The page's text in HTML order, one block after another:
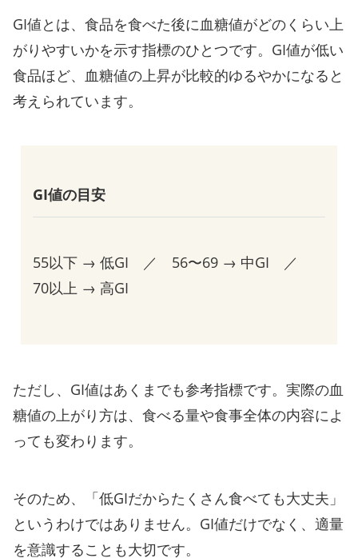
GI値とは、食品を食べた後に血糖値がどのくらい上
がりやすいかを示す指標のひとつです。GI値が低い
食品ほど、血糖値の上昇が比較的ゆるやかになると
考えられています。
GI値の目安
55以下 → 低GI ／ 56〜69 → 中GI ／
70以上 → 高GI
ただし、GI値はあくまでも参考指標です。実際の血
糖値の上がり方は、食べる量や食事全体の内容によ
っても変わります。
そのため、「低GIだからたくさん食べても大丈夫」
というわけではありません。GI値だけでなく、適量
を意識することも大切です。